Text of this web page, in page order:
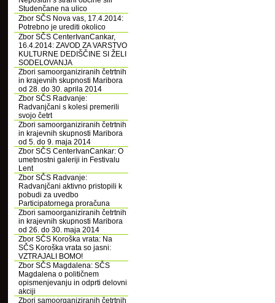
Studenčane na ulico
Zbor SČS Nova vas, 17.4.2014:
Potrebno je urediti okolico
Zbor SČS CenterIvanCankar,
16.4.2014: ZAVOD ZA VARSTVO
KULTURNE DEDIŠČINE SI ŽELI
SODELOVANJA
Zbori samoorganiziranih četrtnih
in krajevnih skupnosti Maribora
od 28. do 30. aprila 2014
Zbor SČS Radvanje:
Radvanjčani s kolesi premerili
svojo četrt
Zbori samoorganiziranih četrtnih
in krajevnih skupnosti Maribora
od 5. do 9. maja 2014
Zbor SČS CenterIvanCankar: O
umetnostni galeriji in Festivalu
Lent
Zbor SČS Radvanje:
Radvanjčani aktivno pristopili k
pobudi za uvedbo
Participatornega proračuna
Zbori samoorganiziranih četrtnih
in krajevnih skupnosti Maribora
od 26. do 30. maja 2014
Zbor SČS Koroška vrata: Na
SČS Koroška vrata so jasni:
VZTRAJALI BOMO!
Zbor SČS Magdalena: SČS
Magdalena o političnem
opismenjevanju in odprti delovni
akciji
Zbori samoorganiziranih četrtnih